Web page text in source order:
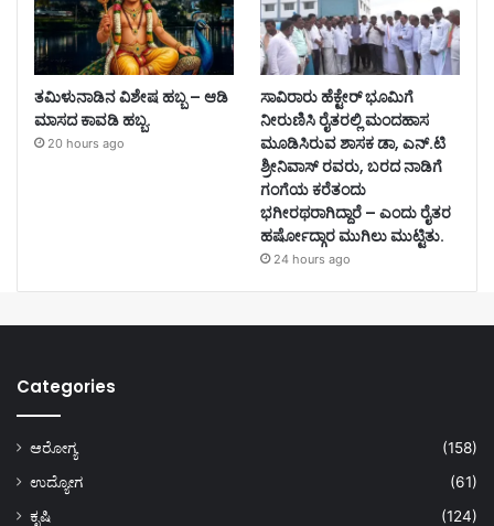
ತಮಿಳುನಾಡಿನ ವಿಶೇಷ ಹಬ್ಬ – ಆಡಿ
ಮಾಸದ ಕಾವಡಿ ಹಬ್ಬ.
20 hours ago
ಸಾವಿರಾರು ಹೆಕ್ಟೇರ್ ಭೂಮಿಗೆ
ನೀರುಣಿಸಿ ರೈತರಲ್ಲಿ ಮಂದಹಾಸ
ಮೂಡಿಸಿರುವ ಶಾಸಕ ಡಾ, ಎನ್.ಟಿ
ಶ್ರೀನಿವಾಸ್ ರವರು, ಬರದ ನಾಡಿಗೆ
ಗಂಗೆಯ ಕರೆತಂದು
ಭಗೀರಥರಾಗಿದ್ದಾರೆ – ಎಂದು ರೈತರ
ಹರ್ಷೋದ್ಗಾರ ಮುಗಿಲು ಮುಟ್ಟಿತು.
24 hours ago
Categories
ಆರೋಗ್ಯ
(158)
ಉದ್ಯೋಗ
(61)
ಕೃಷಿ
(124)